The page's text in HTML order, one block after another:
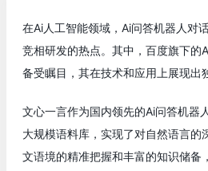
在Ai人工智能领域，Ai问答机器人对
竞相研发的热点。其中，百度旗下的
备受瞩目，其在技术和应用上展现出
文心一言作为国内领先的Ai问答机器
大规模语料库，实现了对自然语言的
文语境的精准把握和丰富的知识储备